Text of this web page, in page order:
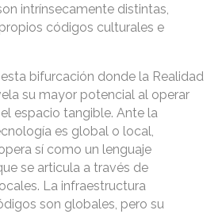
intrínsecamente distintas,
códigos culturales e
bifurcación donde la Realidad
su mayor potencial al operar
espacio tangible. Ante la
es global o local,
sí como un lenguaje
se articula a través de
La infraestructura
son globales, pero su